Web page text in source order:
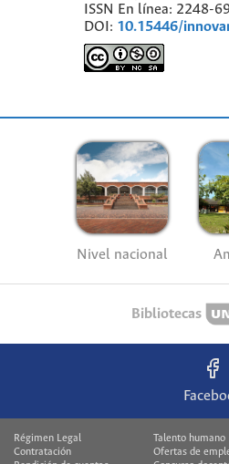
ISSN En línea: 2248-
DOI: 10.15446/
Nivel nacional
Bibliotecas
Régimen Legal
Talento humano
Contratación
Ofertas de